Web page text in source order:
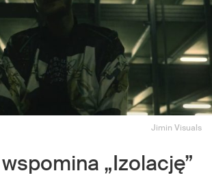
Jimin Visuals
„Izolację”